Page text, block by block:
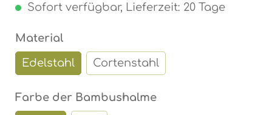
Sofort verfügbar, Lieferzeit: 20 Tage
Material
Edelstahl Cortenstahl
Farbe der Bambushalmeauswählen